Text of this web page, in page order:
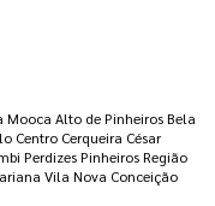
Mooca Alto de Pinheiros Bela
Centro Cerqueira César
Perdizes Pinheiros Região
Vila Nova Conceição